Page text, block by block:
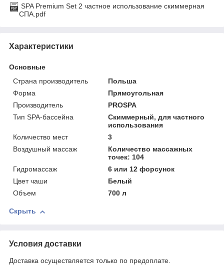
SPA Premium Set 2 частное использование скиммерная
СПА.pdf
Характеристики
Основные
Страна производитель
Польша
Форма
Прямоугольная
Производитель
PROSPA
Тип SPA-бассейна
Скиммерный, для частного
использования
Количество мест
3
Воздушный массаж
Количество массажных
точек: 104
Гидромассаж
6 или 12 форсунок
Цвет чаши
Белый
Объем
700 л
Скрыть
Условия доставки
Доставка осуществляется только по предоплате.